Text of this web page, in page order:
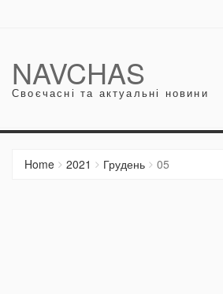
NAVCHAS
Своєчасні та актуальні новини
Home 2021 Грудень 05